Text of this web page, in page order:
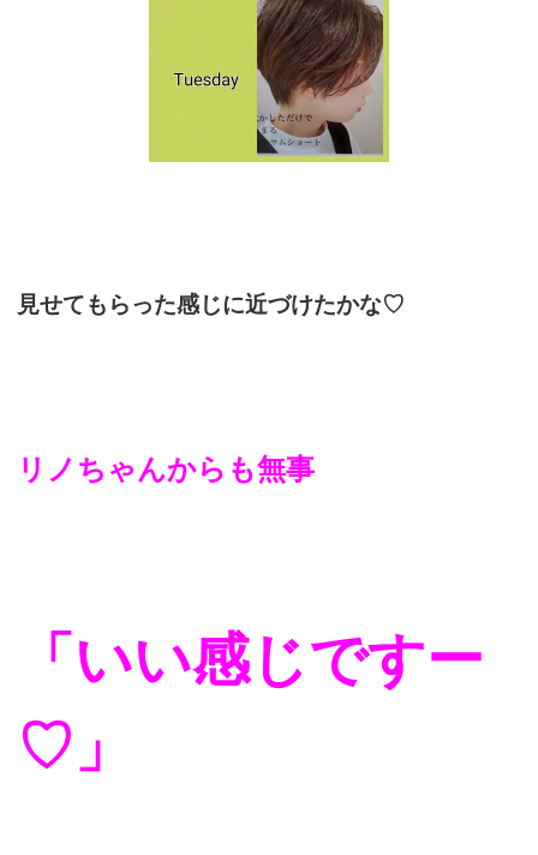
見せてもらった感じに近づけたかな♡
リノちゃんからも無事
「いい感じですー
♡」